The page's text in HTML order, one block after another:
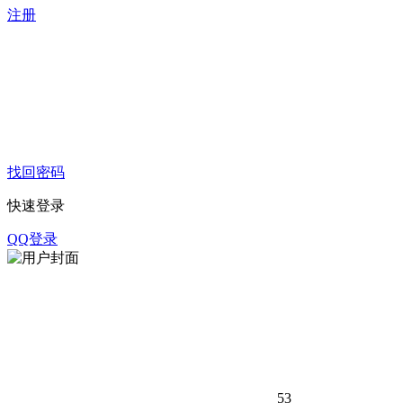
注册
找回密码
快速登录
QQ登录
53